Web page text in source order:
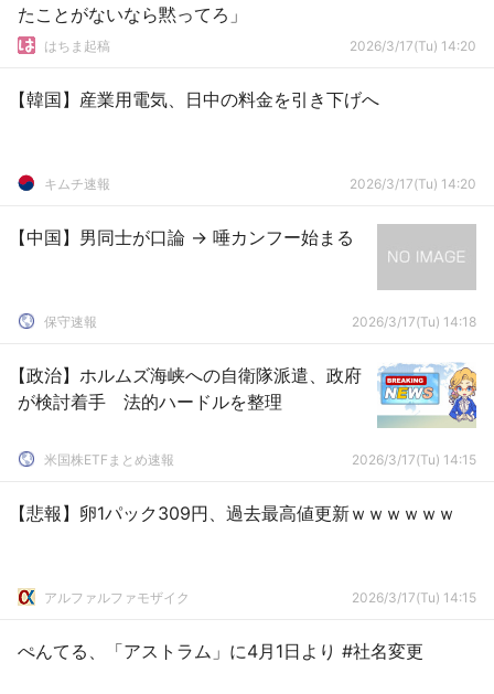
たことがないなら黙ってろ」
はちま起稿 2026/3/17(Tu) 14:20
【韓国】産業用電気、日中の料金を引き下げへ
キムチ速報 2026/3/17(Tu) 14:20
【中国】男同士が口論 → 唾カンフー始まる
保守速報 2026/3/17(Tu) 14:18
【政治】ホルムズ海峡への自衛隊派遣、政府
が検討着手 法的ハードルを整理
米国株ETFまとめ速報 2026/3/17(Tu) 14:15
【悲報】卵1パック309円、過去最高値更新ｗｗｗｗｗｗ
アルファルファモザイク 2026/3/17(Tu) 14:15
ぺんてる、「アストラム」に4月1日より #社名変更